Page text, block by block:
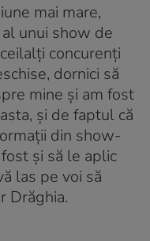
mai mare,
unui show de
concurenți
dornici să
mine și am fost
și de faptul că
din show-
și să le aplic
las pe voi să
Drăghia.